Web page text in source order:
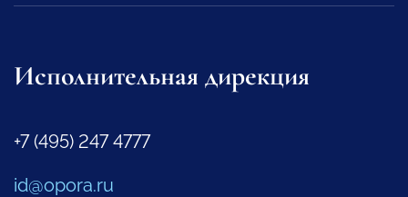
Исполнительная дирекция
+7 (495) 247 4777
id@opora.ru